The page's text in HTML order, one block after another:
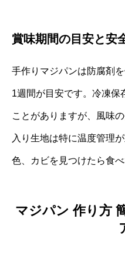
賞味期間の目安と安
手作りマジパンは防腐剤
1週間が目安です。冷凍保
ことがありますが、風味
入り生地は特に温度管理
色、カビを見つけたら食
マジパン 作り方